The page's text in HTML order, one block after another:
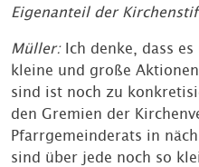
Eigenanteil der
Müller:Ich denke, dass
kleine und große
sind ist noch zu
den Gremien der
Pfarrgemeinderats in
sind über jede noch so